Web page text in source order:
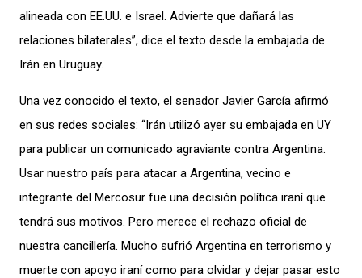
alineada con EE.UU. e Israel. Advierte que dañará las
relaciones bilaterales”, dice el texto desde la embajada de
Irán en Uruguay.
Una vez conocido el texto, el senador Javier García afirmó
en sus redes sociales: “Irán utilizó ayer su embajada en UY
para publicar un comunicado agraviante contra Argentina.
Usar nuestro país para atacar a Argentina, vecino e
integrante del Mercosur fue una decisión política iraní que
tendrá sus motivos. Pero merece el rechazo oficial de
nuestra cancillería. Mucho sufrió Argentina en terrorismo y
muerte con apoyo iraní como para olvidar y dejar pasar esto